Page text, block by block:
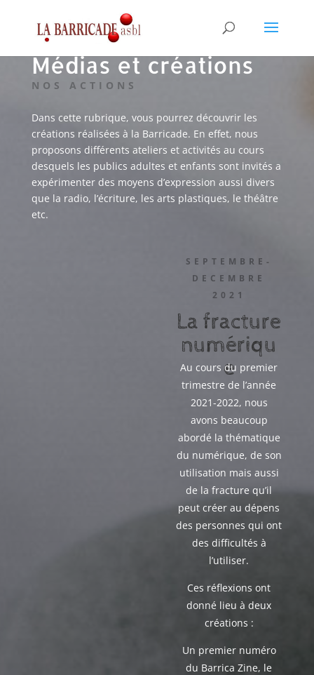
NOS ACTIONS
Médias et créations
Dans cette rubrique, vous pourrez découvrir les
créations réalisées à la Barricade. En effet, nous
proposons différents ateliers et activités au cours
desquels les publics adultes et enfants sont invités a
expérimenter des moyens d’expression aussi divers
que la radio, l’écriture, les arts plastiques, le théâtre
etc.
SEPTEMBRE-
DECEMBRE
2021
La fracture
numériqu
e
Au cours du premier
trimestre de l’année
2021-2022, nous
avons beaucoup
abordé la thématique
du numérique, de son
utilisation mais aussi
de la fracture qu’il
peut créer au dépens
des personnes qui ont
des difficultés à
l’utiliser.
Ces réflexions ont
donné lieu à deux
créations :
Un premier numéro
du Barrica Zine, le